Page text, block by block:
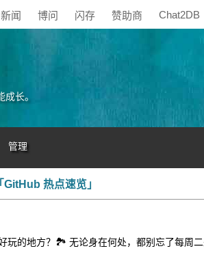
新闻 博问 闪存 赞助商 Chat2DB
长。
管理
热点速览」
玩的地方？🏞️ 无论身在何处，都别忘了每周